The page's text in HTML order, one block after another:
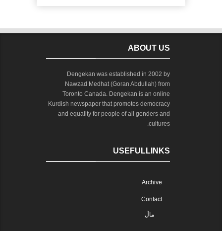
ABOUT US
Dengekan was established in 2002 by
Nawzad Medhat (Goran Abdullah) from
Toronto Canada. Dengekan is an online
Kurdish newspaper that promotes democracy
and equality for people of all genders and
cultures.
USEFULLINKS
Archive
Contact
ماڵ